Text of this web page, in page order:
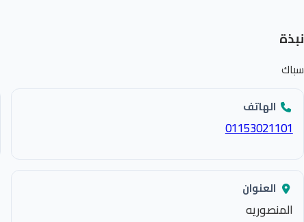
نبذة
سباك
الهاتف
01153021101
العنوان
المنصوريه